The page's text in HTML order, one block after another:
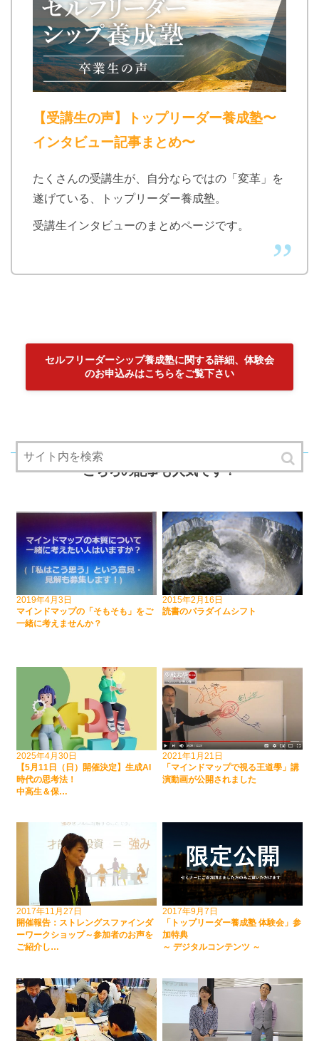
【受講生の声】トップリーダー養成塾〜
インタビュー記事まとめ〜
たくさんの受講生が、自分ならではの「変革」を
遂げている、トップリーダー養成塾。
受講生インタビューのまとめページです。
セルフリーダーシップ養成塾に関する詳細、体験会
のお申込みはこちらをご覧下さい
こちらの記事も人気です！
2019年4月3日
マインドマップの「そもそも」をご
一緒に考えませんか？
2015年2月16日
読書のパラダイムシフト
2025年4月30日
【5月11日（日）開催決定】生成AI
時代の思考法！
中高生＆保…
2021年1月21日
「マインドマップで視る王道學」講
演動画が公開されました
2017年11月27日
開催報告：ストレングスファインダ
ーワークショップ～参加者のお声を
ご紹介し…
2017年9月7日
「トップリーダー養成塾 体験会」参
加特典
～ デジタルコンテンツ ～